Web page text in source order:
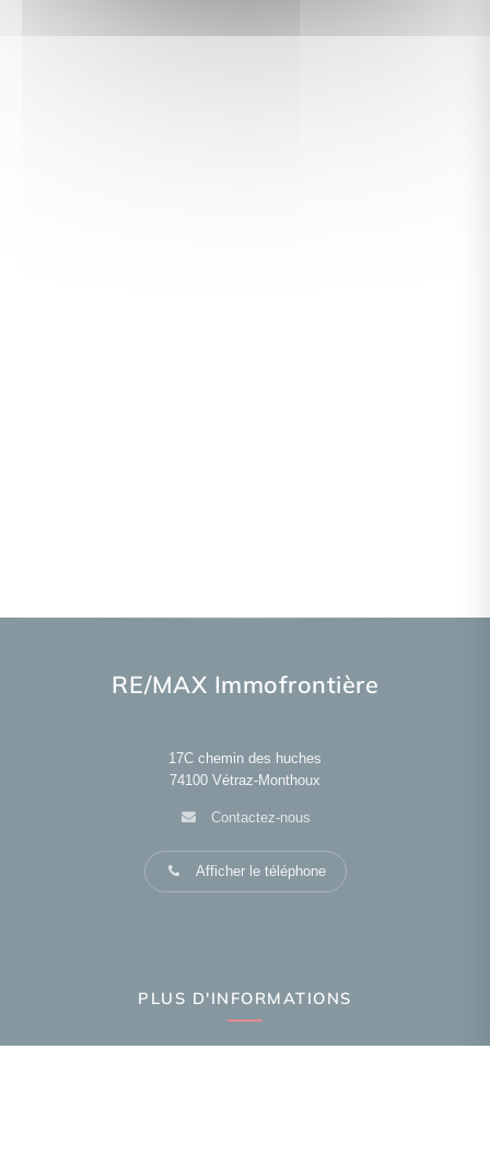
RE/MAX Immofrontière
17C chemin des huches
74100 Vétraz-Monthoux
Contactez-nous
Afficher le téléphone
PLUS D'INFORMATIONS